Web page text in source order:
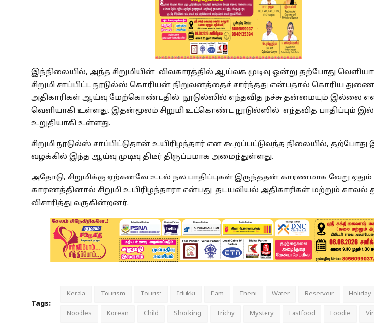
இந்நிலையில், அந்த சிறுமியின் விவகாரத்தில் ஆய்வக முடிவு ஒன்று தற்போது
சிறுமி சாப்பிட்ட நூடுல்ஸ் கொரியன் நிறுவனத்தைச் சார்ந்தது என்பதால் கொரிய
அதிகாரிகள் ஆய்வு மேற்கொண்டதில் நூடுல்ஸில் எந்தவித நச்சு தன்மையும் இல்லை
வெளியாகி உள்ளது. இதன்மூலம் சிறுமி உட்கொண்ட நூடுல்ஸில் எந்தவித பாதிப்பும்
உறுதியாகி உள்ளது.
சிறுமி நூடுல்ஸ் சாப்பிட்டுதான் உயிரிழந்தார் என கூறப்பட்டுவந்த நிலையில், தற்போது
வழக்கில் இந்த ஆய்வு முடிவு திடீர் திருப்பமாக அமைந்துள்ளது.
அதோடு, சிறுமிக்கு ஏற்கனவே உடல் நல பாதிப்புகள் இருந்ததன் காரணமாக வேறு ஏதும்
காரணத்தினால் சிறுமி உயிரிழந்தாரா என்பது தடயவியல் அதிகாரிகள் மற்றும் காவல்
விசாரித்து வருகின்றனர்.
Tags:
Kerala Tourism Tourist Idukki Dam Theni Water Reservoir Holiday
Noodles Korean Child Shocking Trichy Mystery Fastfood Foodie